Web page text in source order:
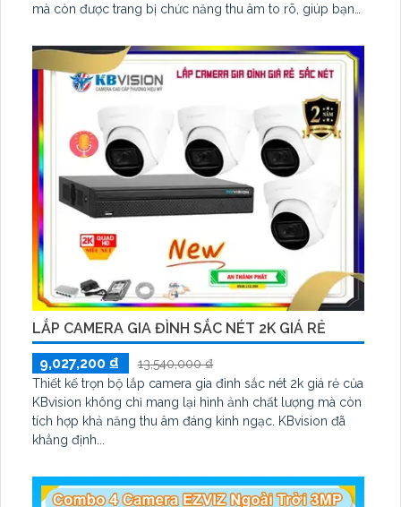
mà còn được trang bị chức năng thu âm to rõ, giúp bạn
quan sát Với chuẩn nén H.265+ hồng ngoại thông minh
lên đến 30m kèm tính năng Phát hiện con người hỗ trợ
LẮP CAMERA GIA ĐÌNH SẮC NÉT 2K GIÁ RẺ
9,027,200 ₫
13,540,000 ₫
Thiết kế trọn bộ lắp camera gia đình sắc nét 2k giá rẻ của
KBvision không chỉ mang lại hình ảnh chất lượng mà còn
tích hợp khả năng thu âm đáng kinh ngạc. KBvision đã
khẳng định...